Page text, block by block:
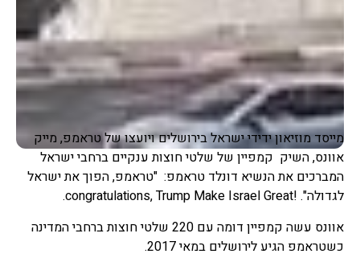
מייסד מוזיאון ידידי ישראל בירושלים ויועצו של טראמפ, מייק
אוונס, השיק קמפיין של שלטי חוצות ענקיים ברחבי ישראל
המברכים את הנשיא דונלד טראמפ: "טראמפ, הפוך את ישראל
לגדולה". !congratulations, Trump Make Israel Great.
אוונס עשה קמפיין דומה עם 220 שלטי חוצות ברחבי המדינה
כשטראמפ הגיע לירושלים במאי 2017.